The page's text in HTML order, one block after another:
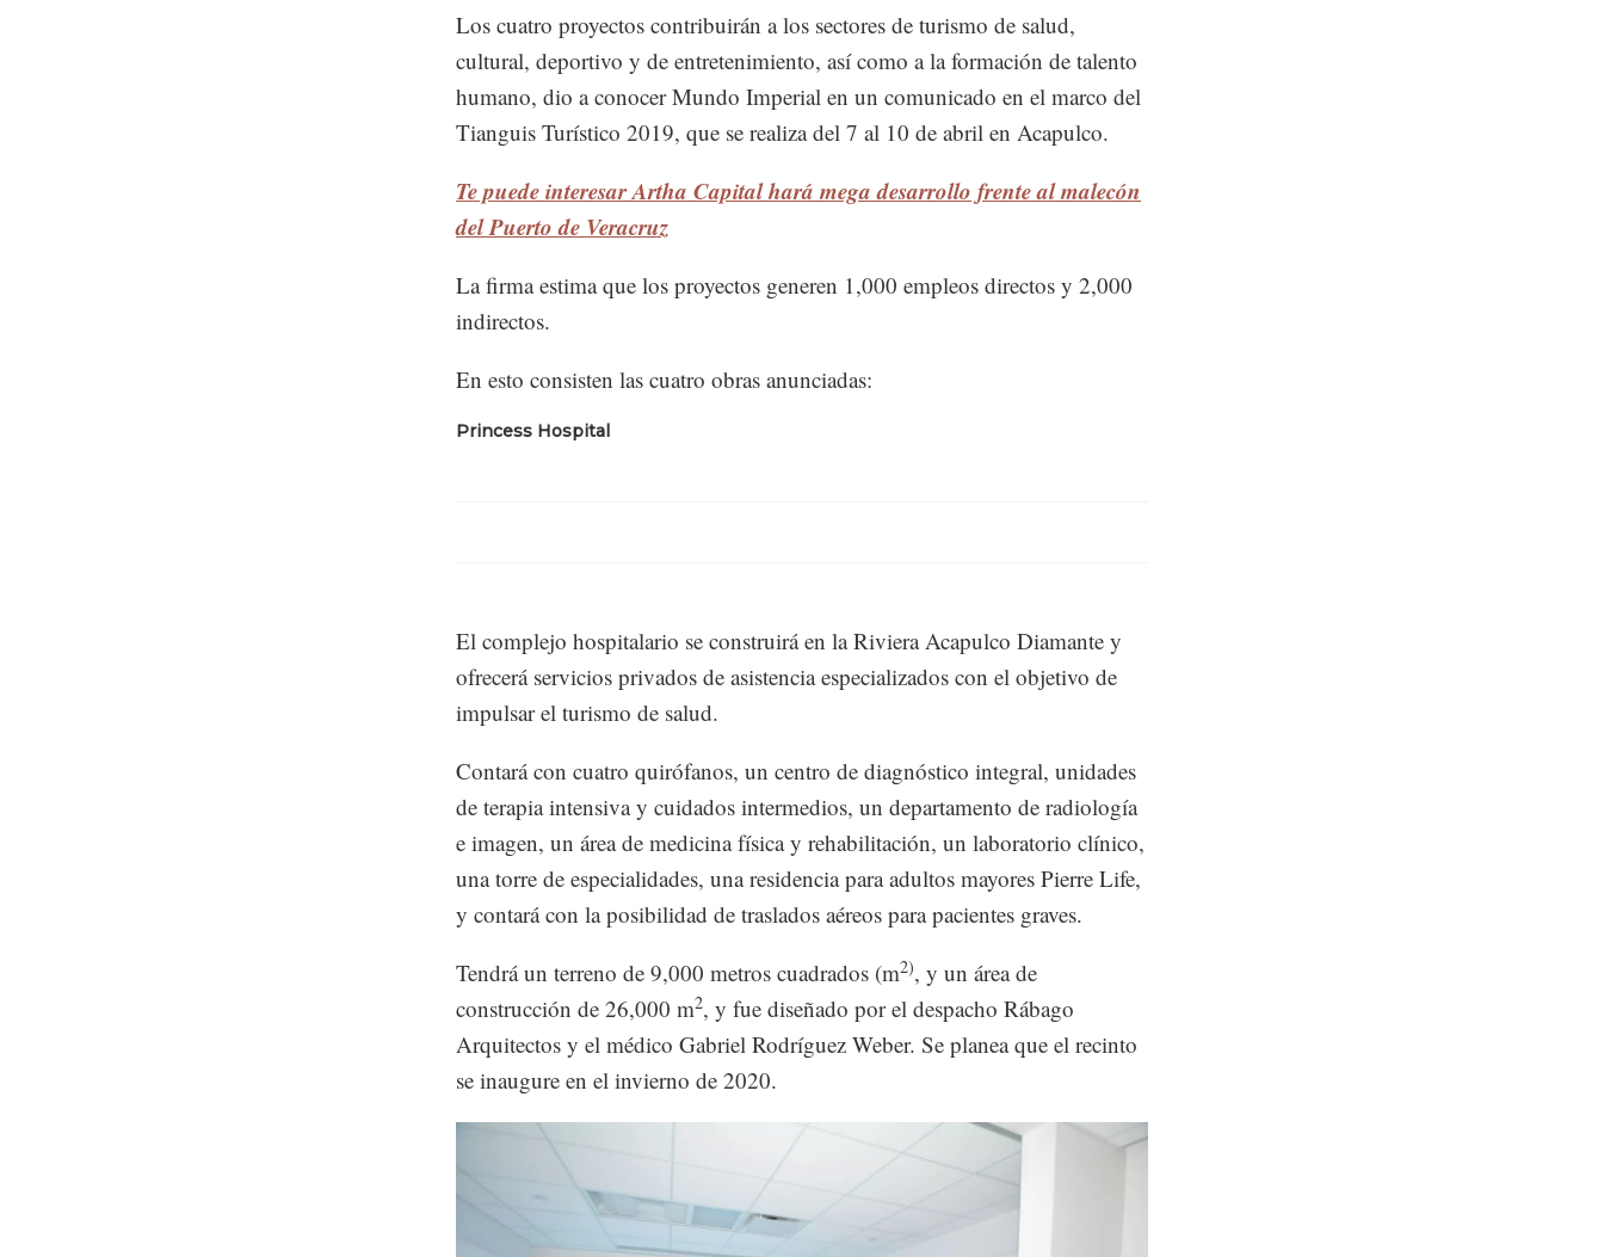
Los cuatro proyectos contribuirán a los sectores de turismo de salud,
cultural, deportivo y de entretenimiento, así como a la formación de talento
humano, dio a conocer Mundo Imperial en un comunicado en el marco del
Tianguis Turístico 2019, que se realiza del 7 al 10 de abril en Acapulco.
Te puede interesar Artha Capital hará mega desarrollo frente al malecón
del Puerto de Veracruz
La firma estima que los proyectos generen 1,000 empleos directos y 2,000
indirectos.
En esto consisten las cuatro obras anunciadas:
Princess Hospital
El complejo hospitalario se construirá en la Riviera Acapulco Diamante y
ofrecerá servicios privados de asistencia especializados con el objetivo de
impulsar el turismo de salud.
Contará con cuatro quirófanos, un centro de diagnóstico integral, unidades
de terapia intensiva y cuidados intermedios, un departamento de radiología
e imagen, un área de medicina física y rehabilitación, un laboratorio clínico,
una torre de especialidades, una residencia para adultos mayores Pierre Life,
y contará con la posibilidad de traslados aéreos para pacientes graves.
Tendrá un terreno de 9,000 metros cuadrados (m2), y un área de
construcción de 26,000 m2, y fue diseñado por el despacho Rábago
Arquitectos y el médico Gabriel Rodríguez Weber. Se planea que el recinto
se inaugure en el invierno de 2020.